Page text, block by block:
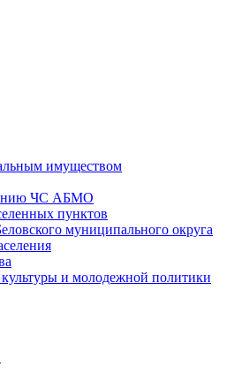
имуществом
ЧС АБМО
пунктов
муниципального округа
и молодежной политики